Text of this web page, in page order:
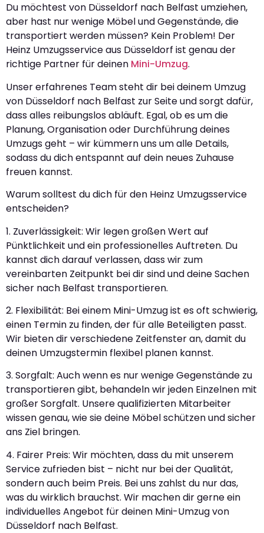
Du möchtest von Düsseldorf nach Belfast umziehen,
aber hast nur wenige Möbel und Gegenstände, die
transportiert werden müssen? Kein Problem! Der
Heinz Umzugsservice aus Düsseldorf ist genau der
richtige Partner für deinen Mini-Umzug.
Unser erfahrenes Team steht dir bei deinem Umzug
von Düsseldorf nach Belfast zur Seite und sorgt dafür,
dass alles reibungslos abläuft. Egal, ob es um die
Planung, Organisation oder Durchführung deines
Umzugs geht – wir kümmern uns um alle Details,
sodass du dich entspannt auf dein neues Zuhause
freuen kannst.
Warum solltest du dich für den Heinz Umzugsservice
entscheiden?
1. Zuverlässigkeit: Wir legen großen Wert auf
Pünktlichkeit und ein professionelles Auftreten. Du
kannst dich darauf verlassen, dass wir zum
vereinbarten Zeitpunkt bei dir sind und deine Sachen
sicher nach Belfast transportieren.
2. Flexibilität: Bei einem Mini-Umzug ist es oft schwierig,
einen Termin zu finden, der für alle Beteiligten passt.
Wir bieten dir verschiedene Zeitfenster an, damit du
deinen Umzugstermin flexibel planen kannst.
3. Sorgfalt: Auch wenn es nur wenige Gegenstände zu
transportieren gibt, behandeln wir jeden Einzelnen mit
großer Sorgfalt. Unsere qualifizierten Mitarbeiter
wissen genau, wie sie deine Möbel schützen und sicher
ans Ziel bringen.
4. Fairer Preis: Wir möchten, dass du mit unserem
Service zufrieden bist – nicht nur bei der Qualität,
sondern auch beim Preis. Bei uns zahlst du nur das,
was du wirklich brauchst. Wir machen dir gerne ein
individuelles Angebot für deinen Mini-Umzug von
Düsseldorf nach Belfast.